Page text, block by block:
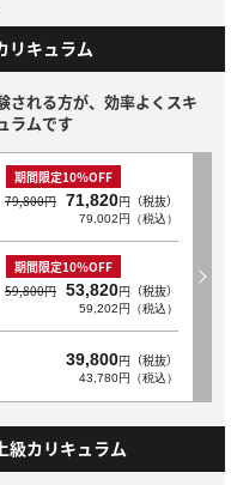
リキュラム
される方が、効率よくスキ
ラムです
期間限定10％OFF
79,800円 71,820円（税抜）
79,002円（税込）
期間限定10％OFF
59,800円 53,820円（税抜）
59,202円（税込）
39,800円（税抜）
43,780円（税込）
級カリキュラム